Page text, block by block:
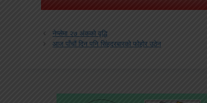
नेप्सेमा २७ अंकको वृद्धि
आज पाँचौं दिन पनि सिंहदरबारको फोहोर उठेन